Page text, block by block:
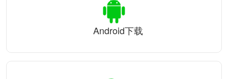
Android下载